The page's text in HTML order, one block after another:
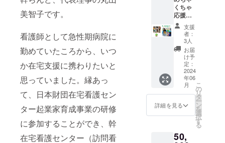
美智子です。
看護師として急性期病院に
勤めていたころから、いつ
か在宅支援に携わりたいと
思っていました。縁あっ
て、日本財団在宅看護セン
ター起業家育成事業の研修
に参加することができ、幹
在宅看護センター（訪問看
ただき
ます。
また、
お名
前、も
しくは
会社の
ホーム
ページ
を幹の
ホーム
ページ
とメ
しま
報を２
回お送
りしま
す。お
名前、
もしく
は会社
のホー
ムペー
ジを幹
のホー
ムペー
ジとメ
す。※備
くちゃ
応援し
てラン
チと１
日幹体
験ツ
アーが
できる
プラ
ン
50,000
円...心を
こめた
お礼の
メール
ンdeヒ
支援
者：
3人
お届
け予
定：
2024
年06
月
詳細を見る
こ
の
リ
タ
ー
ン
を
選
択
す
る
50,